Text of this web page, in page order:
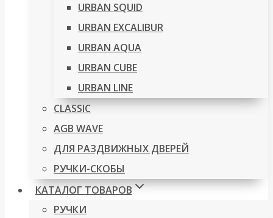
URBAN SQUID
URBAN EXCALIBUR
URBAN AQUA
URBAN CUBE
URBAN LINE
CLASSIC
AGB WAVE
ДЛЯ РАЗДВИЖНЫХ ДВЕРЕЙ
РУЧКИ-СКОБЫ
КАТАЛОГ ТОВАРОВ
РУЧКИ